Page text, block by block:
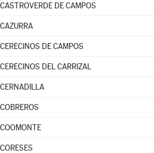
CASTROVERDE DE CAMPOS
CAZURRA
CERECINOS DE CAMPOS
CERECINOS DEL CARRIZAL
CERNADILLA
COBREROS
COOMONTE
CORESES